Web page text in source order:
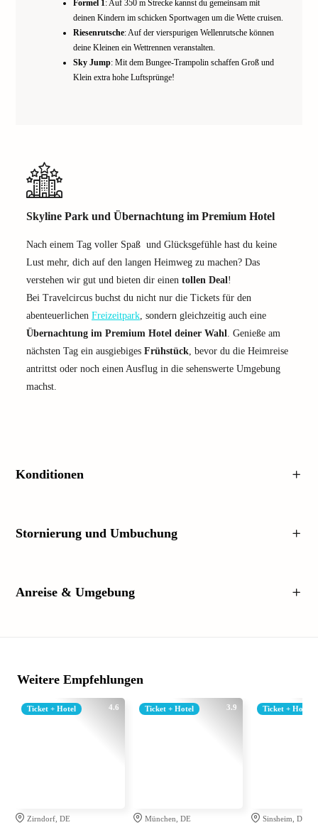
Formel 1: Auf 350 m Strecke kannst du gemeinsam mit
deinen Kindern im schicken Sportwagen um die Wette cruisen.
Riesenrutsche: Auf der vierspurigen Wellenrutsche können
deine Kleinen ein Wettrennen veranstalten.
Sky Jump: Mit dem Bungee-Trampolin schaffen Groß und
Klein extra hohe Luftsprünge!
Skyline Park und Übernachtung im Premium Hotel
Nach einem Tag voller Spaß und Glücksgefühle hast du keine
Lust mehr, dich auf den langen Heimweg zu machen? Das
verstehen wir gut und bieten dir einen tollen Deal!
Bei Travelcircus buchst du nicht nur die Tickets für den
abenteuerlichen Freizeitpark, sondern gleichzeitig auch eine
Übernachtung im Premium Hotel deiner Wahl. Genieße am
nächsten Tag ein ausgiebiges Frühstück, bevor du die Heimreise
antrittst oder noch einen Ausflug in die sehenswerte Umgebung
machst.
Konditionen
Stornierung und Umbuchung
Anreise & Umgebung
Weitere Empfehlungen
4.6
Ticket + Hotel
Zirndorf, DE
3.9
Ticket + Hotel
München, DE
Ticket + Hotel
Sinsheim, DE